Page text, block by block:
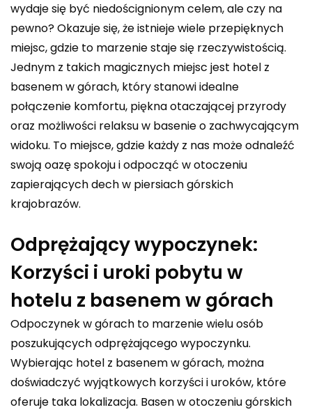
wydaje się być niedoścignionym celem, ale czy na
pewno? Okazuje się, że istnieje wiele przepięknych
miejsc, gdzie to marzenie staje się rzeczywistością.
Jednym z takich magicznych miejsc jest hotel z
basenem w górach, który stanowi idealne
połączenie komfortu, piękna otaczającej przyrody
oraz możliwości relaksu w basenie o zachwycającym
widoku. To miejsce, gdzie każdy z nas może odnaleźć
swoją oazę spokoju i odpocząć w otoczeniu
zapierających dech w piersiach górskich
krajobrazów.
Odprężający wypoczynek:
Korzyści i uroki pobytu w
hotelu z basenem w górach
Odpoczynek w górach to marzenie wielu osób
poszukujących odprężającego wypoczynku.
Wybierając hotel z basenem w górach, można
doświadczyć wyjątkowych korzyści i uroków, które
oferuje taka lokalizacja. Basen w otoczeniu górskich